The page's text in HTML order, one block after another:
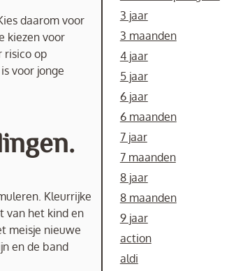
daarom voor
kiezen voor
risico op
voor jonge
Kleurrijke
van het kind en
meisje nieuwe
en de band
3 jaar
3 maanden
4 jaar
5 jaar
6 jaar
6 maanden
7 jaar
7 maanden
8 jaar
8 maanden
9 jaar
action
aldi